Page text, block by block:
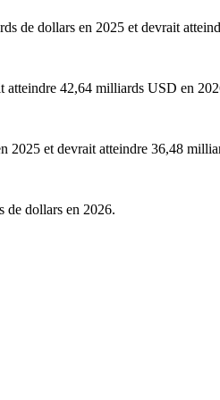
de dollars en 2025 et devrait
atteindre 42,64 milliards USD en
2025 et devrait atteindre 36,48
de dollars en 2026.